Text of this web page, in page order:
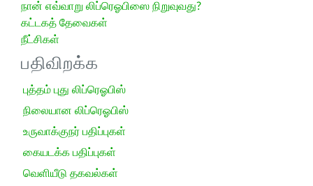
நான் எவ்வாறு லிப்ரெஓபிஸை நிறுவுவது?
கட்டகத் தேவைகள்
நீட்சிகள்
பதிவிறக்க
புத்தம் புது லிப்ரெஓபிஸ்
நிலையான லிப்ரெஓபிஸ்
உருவாக்குநர் பதிப்புகள்
கையடக்க பதிப்புகள்
வெளியீடு தகவல்கள்